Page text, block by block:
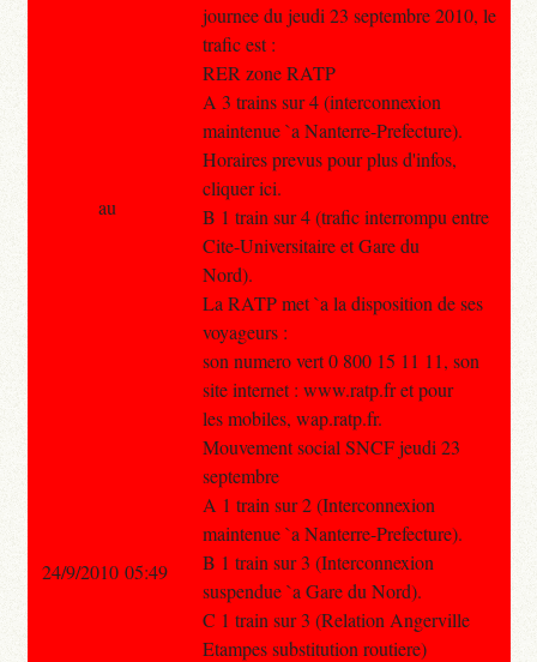
journee du jeudi 23 septembre 2010, le
trafic est :
RER zone RATP
A 3 trains sur 4 (interconnexion
maintenue `a Nanterre-Prefecture).
Horaires prevus pour plus d'infos,
cliquer ici.
B 1 train sur 4 (trafic interrompu entre
Cite-Universitaire et Gare du
Nord).
La RATP met `a la disposition de ses
voyageurs :
son numero vert 0 800 15 11 11, son
site internet : www.ratp.fr et pour
les mobiles, wap.ratp.fr.
Mouvement social SNCF jeudi 23
septembre
A 1 train sur 2 (Interconnexion
maintenue `a Nanterre-Prefecture).
B 1 train sur 3 (Interconnexion
suspendue `a Gare du Nord).
C 1 train sur 3 (Relation Angerville
Etampes substitution routiere)
au
24/9/2010 05:49